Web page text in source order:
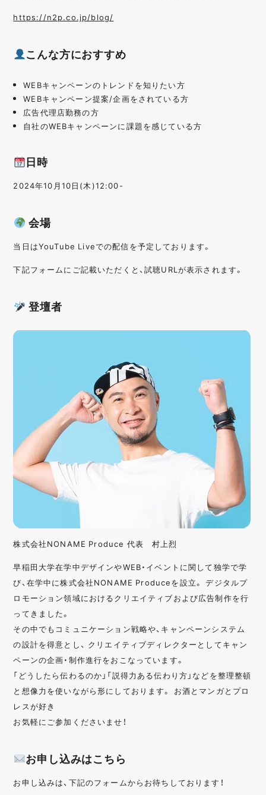
https://n2p.co.jp/blog/
こんな方におすすめ
WEBキャンペーンのトレンドを知りたい方
WEBキャンペーン提案/企画をされている方
広告代理店勤務の方
自社のWEBキャンペーンに課題を感じている方
日時
2024年10月10日(木)12:00-
会場
当日はYouTube Liveでの配信を予定しております。
下記フォームにご記載いただくと、試聴URLが表示されます。
登壇者
株式会社NONAME Produce 代表 村上烈
早稲田大学在学中デザインやWEB・イベントに関して独学で学
び、在学中に株式会社NONAME Produceを設立。 デジタルプ
ロモーション領域におけるクリエイティブおよび広告制作を行
ってきました。
その中でもコミュニケーション戦略や、キャンペーンシステム
の設計を得意とし、 クリエイティブディレクターとしてキャン
ペーンの企画・制作進行をおこなっています。
「どうしたら伝わるのか」「説得力ある伝わり方」などを整理整頓
と想像力を使いながら形にしております。 お酒とマンガとプロ
レスが好き
お気軽にご参加くださいませ！
お申し込みはこちら
お申し込みは、下記のフォームからお待ちしております！